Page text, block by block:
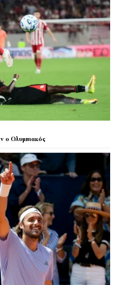
ο Ολυμπιακός